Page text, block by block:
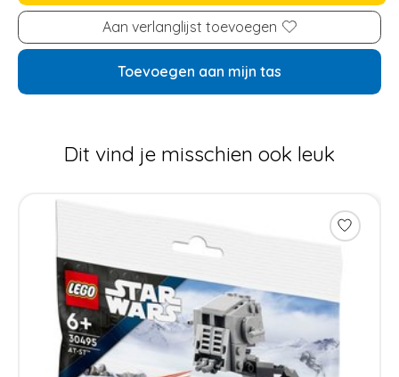
Aan verlanglijst toevoegen
Toevoegen aan mijn tas
Dit vind je misschien ook leuk
Items van productcarrousel